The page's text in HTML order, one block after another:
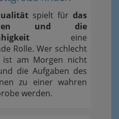
spielt für das
und die
eine
Rolle. Wer schlecht
ist am Morgen nicht
die Aufgaben des
zu einer wahren
werden.